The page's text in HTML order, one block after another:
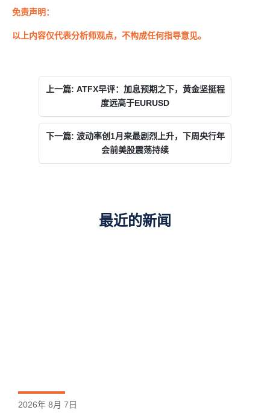
免责声明：
以上内容仅代表分析师观点，不构成任何指导意见。
上一篇: ATFX早评：加息预期之下，黄金坚挺程
度远高于EURUSD
下一篇: 波动率创1月来最剧烈上升，下周央行年
会前美股震荡持续
最近的新闻
2026年 8月 7日